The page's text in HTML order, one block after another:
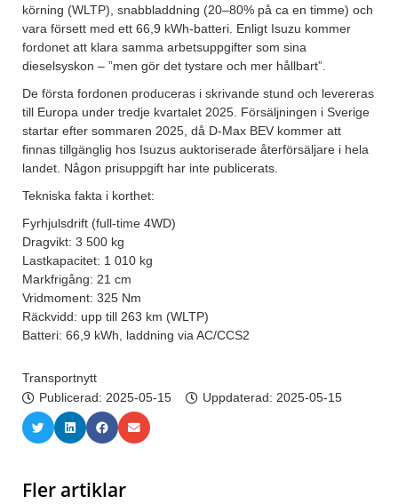
körning (WLTP), snabbladdning (20–80% på ca en timme) och
vara försett med ett 66,9 kWh-batteri. Enligt Isuzu kommer
fordonet att klara samma arbetsuppgifter som sina
dieselsyskon – ”men gör det tystare och mer hållbart”.
De första fordonen produceras i skrivande stund och levereras
till Europa under tredje kvartalet 2025. Försäljningen i Sverige
startar efter sommaren 2025, då D-Max BEV kommer att
finnas tillgänglig hos Isuzus auktoriserade återförsäljare i hela
landet. Någon prisuppgift har inte publicerats.
Tekniska fakta i korthet:
Fyrhjulsdrift (full-time 4WD)
Dragvikt: 3 500 kg
Lastkapacitet: 1 010 kg
Markfrigång: 21 cm
Vridmoment: 325 Nm
Räckvidd: upp till 263 km (WLTP)
Batteri: 66,9 kWh, laddning via AC/CCS2
Transportnytt
Publicerad: 2025-05-15 Uppdaterad: 2025-05-15
Fler artiklar